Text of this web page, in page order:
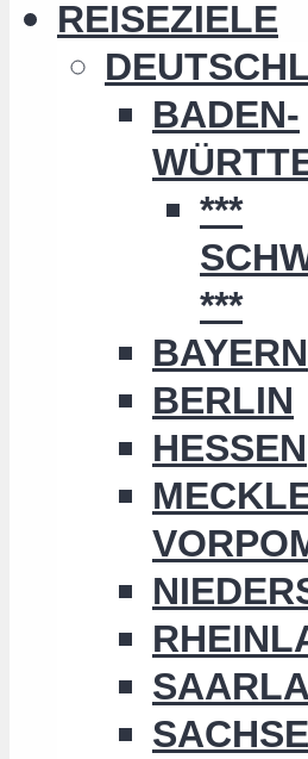
REISEZIELE
BADEN-
***
***
BAYERN
BERLIN
HESSEN